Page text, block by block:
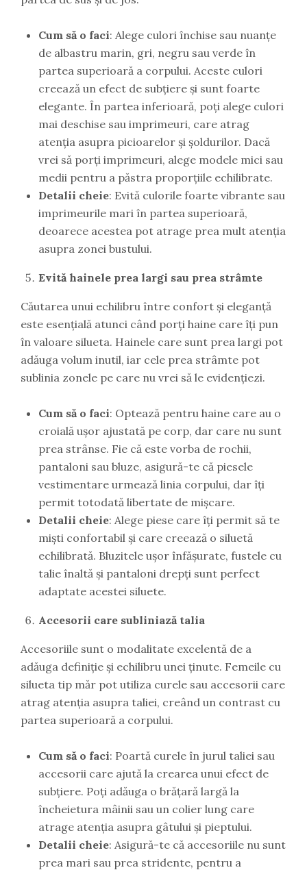
Cum să o faci: Alege culori închise sau nuanțe
de albastru marin, gri, negru sau verde în
partea superioară a corpului. Aceste culori
creează un efect de subțiere și sunt foarte
elegante. În partea inferioară, poți alege culori
mai deschise sau imprimeuri, care atrag
atenția asupra picioarelor și șoldurilor. Dacă
vrei să porți imprimeuri, alege modele mici sau
medii pentru a păstra proporțiile echilibrate.
Detalii cheie: Evită culorile foarte vibrante sau
imprimeurile mari în partea superioară,
deoarece acestea pot atrage prea mult atenția
asupra zonei bustului.
Evită hainele prea largi sau prea strâmte
Căutarea unui echilibru între confort și eleganță
este esențială atunci când porți haine care îți pun
în valoare silueta. Hainele care sunt prea largi pot
adăuga volum inutil, iar cele prea strâmte pot
sublinia zonele pe care nu vrei să le evidențiezi.
Cum să o faci: Optează pentru haine care au o
croială ușor ajustată pe corp, dar care nu sunt
prea strânse. Fie că este vorba de rochii,
pantaloni sau bluze, asigură-te că piesele
vestimentare urmează linia corpului, dar îți
permit totodată libertate de mișcare.
Detalii cheie: Alege piese care îți permit să te
miști confortabil și care creează o siluetă
echilibrată. Bluzitele ușor înfășurate, fustele cu
talie înaltă și pantaloni drepți sunt perfect
adaptate acestei siluete.
Accesorii care subliniază talia
Accesoriile sunt o modalitate excelentă de a
adăuga definiție și echilibru unei ținute. Femeile cu
silueta tip măr pot utiliza curele sau accesorii care
atrag atenția asupra taliei, creând un contrast cu
partea superioară a corpului.
Cum să o faci: Poartă curele în jurul taliei sau
accesorii care ajută la crearea unui efect de
subțiere. Poți adăuga o brățară largă la
încheietura mâinii sau un colier lung care
atrage atenția asupra gâtului și pieptului.
Detalii cheie: Asigură-te că accesoriile nu sunt
prea mari sau prea stridente, pentru a